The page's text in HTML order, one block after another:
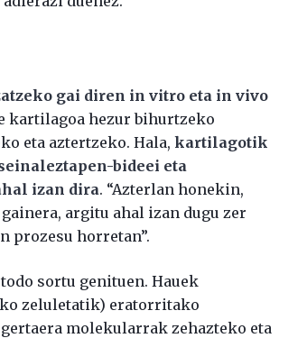
gai diren in vitro eta in vivo
kartilagoa hezur bihurtzeko
eta aztertzeko. Hala,kartilagotik
bideei eta
izan dira. “Azterlan honekin,
argitu ahal izan dugu zer
prozesu horretan”.
sortu genituen. Hauek
zeluletatik) eratorritako
molekularrak zehazteko eta